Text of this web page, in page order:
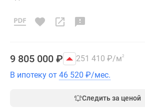
9 805 000 ₽ 251 410 ₽/м2
В ипотеку от 46 520 ₽/мес.
Следить за ценой